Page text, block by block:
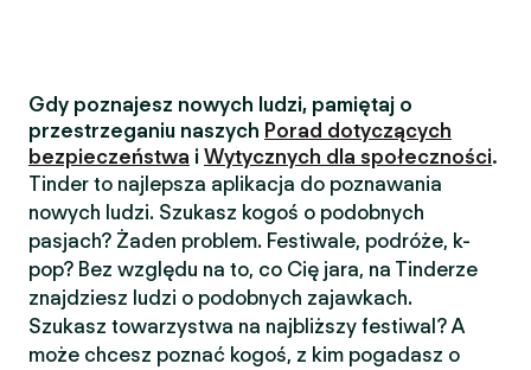
Gdy poznajesz nowych ludzi, pamiętaj o
przestrzeganiu naszych Porad dotyczących
bezpieczeństwa i Wytycznych dla społeczności.
Tinder to najlepsza aplikacja do poznawania
nowych ludzi. Szukasz kogoś o podobnych
pasjach? Żaden problem. Festiwale, podróże, k-
pop? Bez względu na to, co Cię jara, na Tinderze
znajdziesz ludzi o podobnych zajawkach.
Szukasz towarzystwa na najbliższy festiwal? A
może chcesz poznać kogoś, z kim pogadasz o